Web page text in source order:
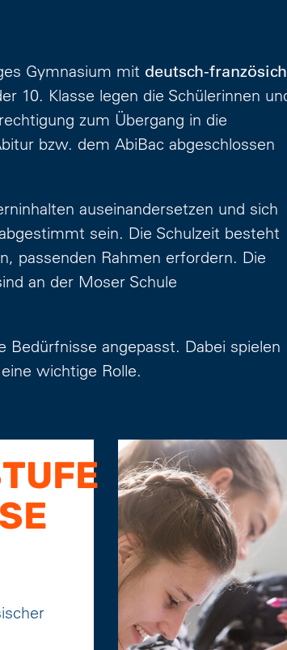
Gymnasium mit deutsch-
10. Klasse legen die Schülerinnen
zum Übergang in die
bzw. dem AbiBac abgeschlossen
auseinandersetzen und sich
sein. Die Schulzeit besteht
passenden Rahmen erfordern. Die
an der Moser Schule
angepasst. Dabei spielen
wichtige Rolle.